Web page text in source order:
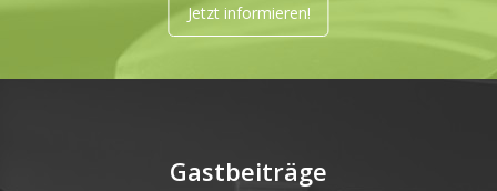
Jetzt informieren!
Gastbeiträge